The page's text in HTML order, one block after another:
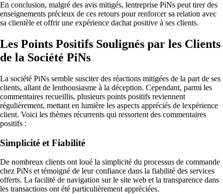
En conclusion, malgré des avis mitigés, lentreprise PiNs peut tirer des
enseignements précieux de ces retours pour renforcer sa relation avec
sa clientèle et offrir une expérience dachat positive à ses clients.
Les Points Positifs Soulignés par les Clients
de la Société PiNs
La société PiNs semble susciter des réactions mitigées de la part de ses
clients, allant de lenthousiasme à la déception. Cependant, parmi les
commentaires recueillis, plusieurs points positifs reviennent
régulièrement, mettant en lumière les aspects appréciés de lexpérience
client. Voici les thèmes récurrents qui ressortent des commentaires
positifs :
Simplicité et Fiabilité
De nombreux clients ont loué la simplicité du processus de commande
chez PiNs et témoigné de leur confiance dans la fiabilité des services
offerts. La facilité de navigation sur le site web et la transparence dans
les transactions ont été particulièrement appréciées.